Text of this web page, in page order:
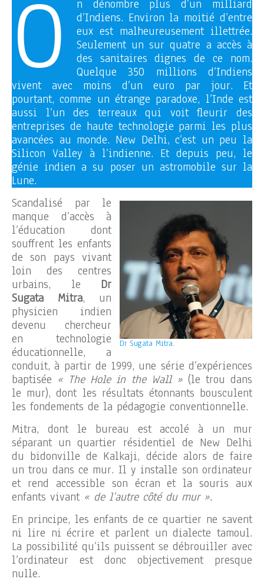
O
n dénombre plus d’un milliard
d’Indiens. Environ la moitié d’entre
eux est malheureusement illettrée.
Seulement un sur quatre a accès à
des sanitaires dignes de ce nom.
Quelque 350 millions d’Indiens
vivent avec moins d’un euro par jour. Et
pourtant, comme un étrange paradoxe, l’Inde est
aussi l’un des terreaux qui voit fleurir des
entreprises de haute technologie parmi les plus
avancées au monde. New Delhi, c’est un peu la
Silicon Valley à l’indienne. Et depuis peu, le
génie indien a su poser un astromobile sur la
Lune.
Dr Sugata Mitra.
Scandalisé par le
manque d’accès à
l’éducation dont
souffrent les enfants
de son pays vivant
loin des centres
urbains, le Dr
Sugata Mitra, un
physicien indien
devenu chercheur
en technologie
éducationnelle, a
conduit, à partir de 1999, une série d’expériences
baptisée « The Hole in the Wall »(le trou dans
le mur), dont les résultats étonnants bousculent
les fondements de la pédagogie conventionnelle.
Mitra, dont le bureau est accolé à un mur
séparant un quartier résidentiel de New Delhi
du bidonville de Kalkaji, décide alors de faire
un trou dans ce mur. Il y installe son ordinateur
et rend accessible son écran et la souris aux
enfants vivant « de l’autre côté du mur ».
En principe, les enfants de ce quartier ne savent
ni lire ni écrire et parlent un dialecte tamoul.
La possibilité qu’ils puissent se débrouiller avec
l’ordinateur est donc objectivement presque
nulle.